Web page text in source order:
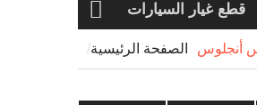
قطع غيار السيارات
الصفحة الرئيسية أنجلوس